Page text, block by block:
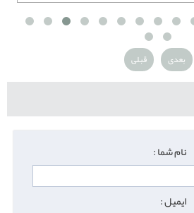
قبلی بعدی
نام شما :
ایمیل :